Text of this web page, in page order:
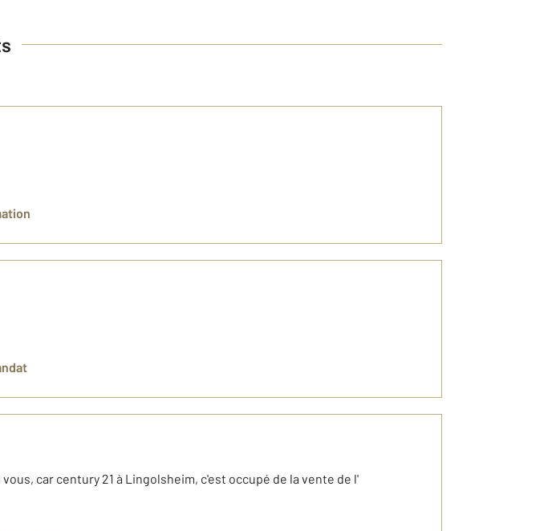
car century 21 à Lingolsheim, c'est occupé de la vente de l'